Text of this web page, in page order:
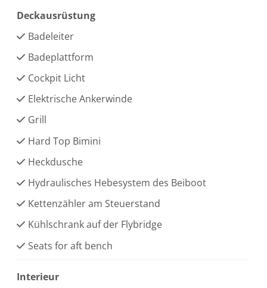
Deckausrüstung
Badeleiter
Badeplattform
Cockpit Licht
Elektrische Ankerwinde
Grill
Hard Top Bimini
Heckdusche
Hydraulisches Hebesystem des Beiboot
Kettenzähler am Steuerstand
Kühlschrank auf der Flybridge
Seats for aft bench
Interieur